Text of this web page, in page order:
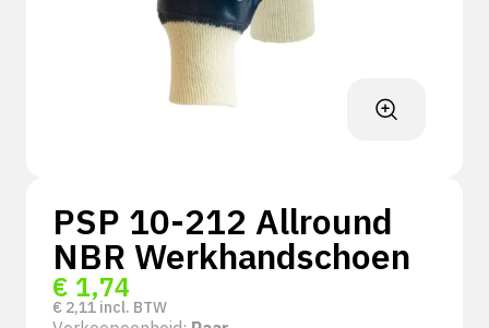
PSP 10-212 Allround
NBR Werkhandschoen
€ 1,74
€ 2,11 incl. BTW